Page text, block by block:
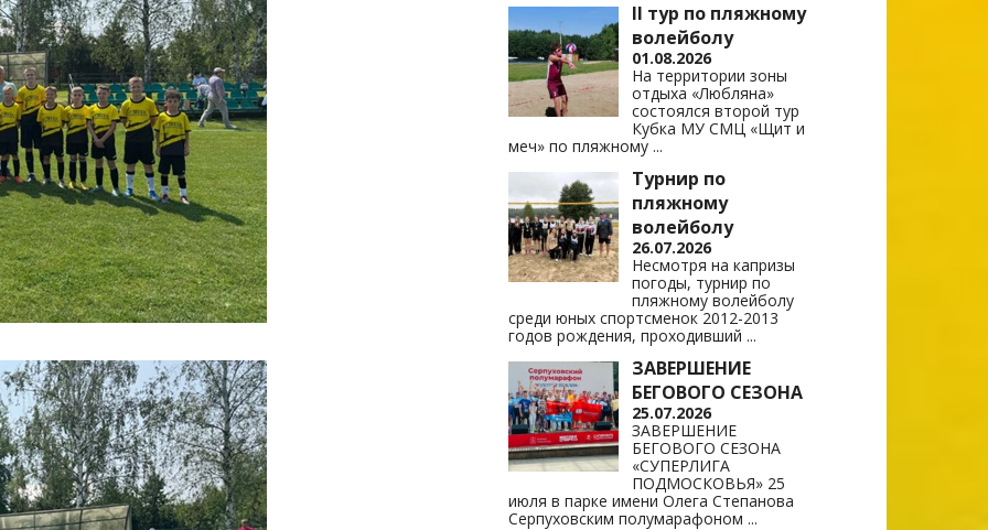
II тур по пляжному
волейболу
01.08.2026
На территории зоны
отдыха «Любляна»
состоялся второй тур
Кубка МУ СМЦ «Щит и
меч» по пляжному ...
Турнир по
пляжному
волейболу
26.07.2026
Несмотря на капризы
погоды, турнир по
пляжному волейболу
среди юных спортсменок 2012-2013
годов рождения, проходивший ...
ЗАВЕРШЕНИЕ
БЕГОВОГО СЕЗОНА
25.07.2026
ЗАВЕРШЕНИЕ
БЕГОВОГО СЕЗОНА
«СУПЕРЛИГА
ПОДМОСКОВЬЯ» 25
июля в парке имени Олега Степанова
Серпуховским полумарафоном ...